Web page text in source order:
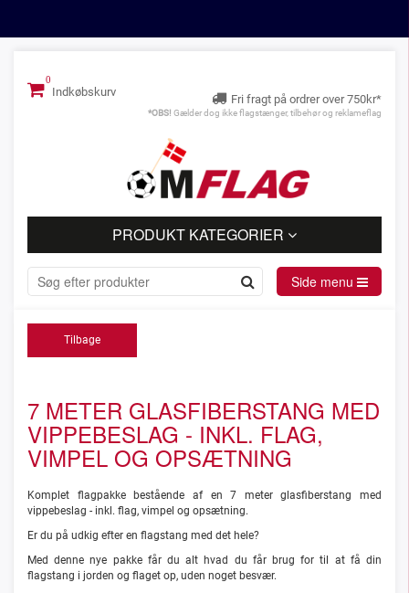
Indkøbskurv
Fri fragt på ordrer over 750kr*
*OBS! Gælder dog ikke flagstænger, tilbehør og reklameflag
PRODUKT KATEGORIER
Side menu
Tilbage
7 METER GLASFIBERSTANG MED
VIPPEBESLAG - INKL. FLAG,
VIMPEL OG OPSÆTNING
Komplet flagpakke bestående af en 7 meter glasfiberstang med
vippebeslag - inkl. flag, vimpel og opsætning.
Er du på udkig efter en flagstang med det hele?
Med denne nye pakke får du alt hvad du får brug for til at få din
flagstang i jorden og flaget op, uden noget besvær.